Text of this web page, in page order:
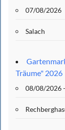
07/08/2026
Salach
Träume" 2026
08/08/2026